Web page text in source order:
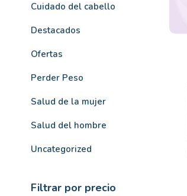
Cuidado del cabello
Destacados
Ofertas
Perder Peso
Salud de la mujer
Salud del hombre
Uncategorized
Filtrar por precio